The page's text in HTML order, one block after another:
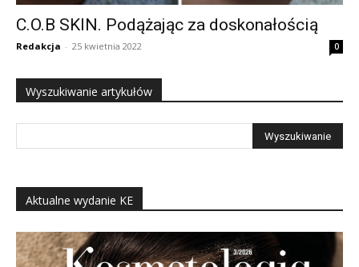
C.O.B SKIN. Podążając za doskonałością
Redakcja - 25 kwietnia 2022 0
Wyszukiwanie artykułów
Aktualne wydanie KE